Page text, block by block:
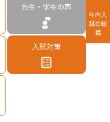
先生・学生の声
入試対策
年内入
試の総
括